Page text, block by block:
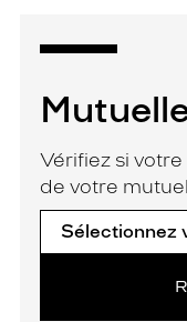
Vérifiez si
de votre